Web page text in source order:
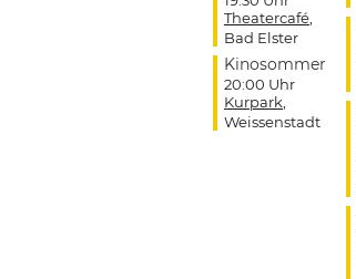
Theatercafé,
Bad Elster
Kinosommer
20:00 Uhr
Kurpark
Weissenstadt